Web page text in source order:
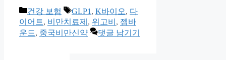
카
테
고
건강 보험
태
그
GLP1 , K바이오, 다
이어트, 비만치료제 , 위고비 , 젭바
운드, 중국비만신약 댓글 남기기